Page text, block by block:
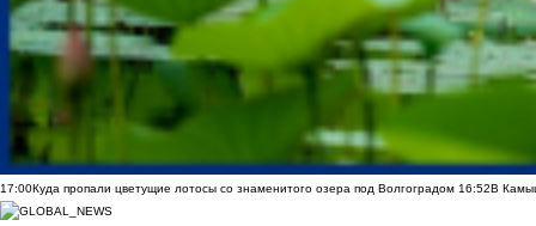
17:00Куда пропали цветущие лотосы со знаменитого озера под Волгоградом 16:52В